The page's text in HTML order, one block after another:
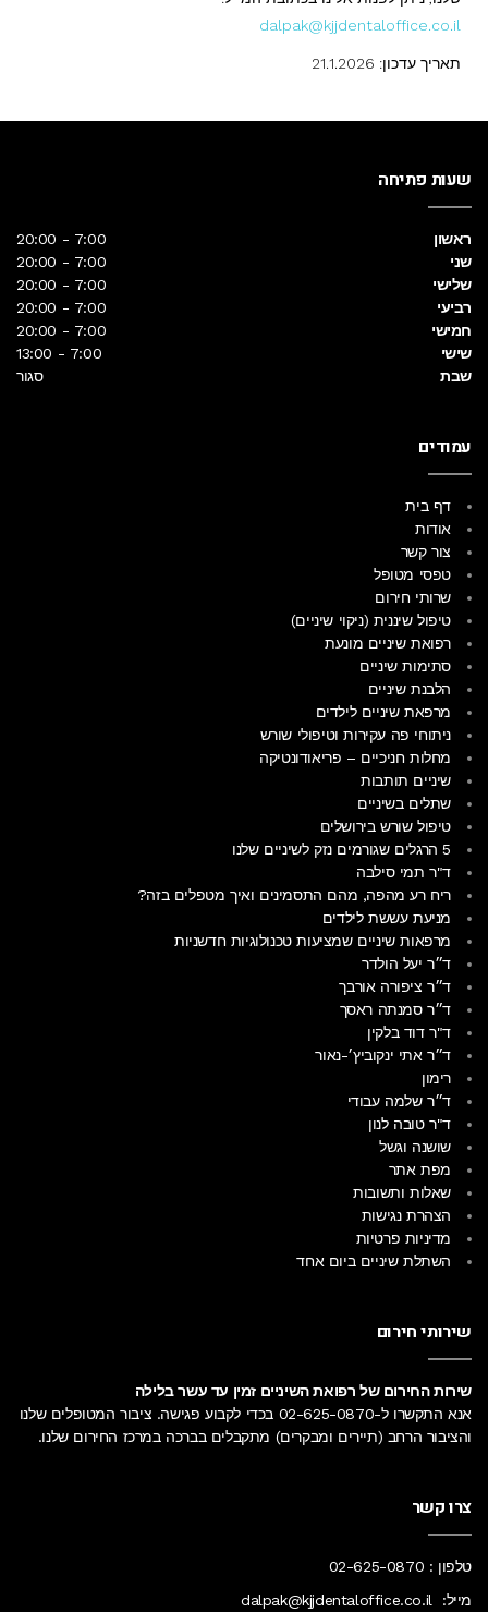
dalpak@kjjdentaloffice.co.il
תאריך עדכון: 21.1.2026
שעות פתיחה
ראשון
7:00 - 20:00
שני
7:00 - 20:00
שלישי
7:00 - 20:00
רביעי
7:00 - 20:00
חמישי
7:00 - 20:00
שישי
7:00 - 13:00
שבת
סגור
עמודים
דף בית
אודות
צור קשר
טפסי מטופל
שרותי חירום
טיפול שיננית (ניקוי שיניים)
רפואת שיניים מונעת
סתימות שיניים
הלבנת שיניים
מרפאת שיניים לילדים
ניתוחי פה עקירות וטיפולי שורש
מחלות חניכיים – פריאודונטיקה
שיניים תותבות
שתלים בשיניים
טיפול שורש בירושלים
5 הרגלים שגורמים נזק לשיניים שלנו
ד"ר תמי סילבה
ריח רע מהפה, מהם התסמינים ואיך מטפלים בזה?
מניעת עששת לילדים
מרפאות שיניים שמציעות טכנולוגיות חדשניות
ד״ר יעל הולדר
ד״ר ציפורה אורבך
ד״ר סמנתה ראסך
ד"ר דוד בלקין
ד״ר אתי ינקוביץ׳-נאור
רימון
ד״ר שלמה עבודי
ד"ר טובה לנון
שושנה וגשל
מפת אתר
שאלות ותשובות
הצהרת נגישות
מדיניות פרטיות
השתלת שיניים ביום אחד
שירותי חירום
שירות החירום של רפואת השיניים זמין עד עשר בלילה
אנא התקשרו ל-02-625-0870 בכדי לקבוע פגישה. ציבור המטופלים שלנו
והציבור הרחב (תיירים ומבקרים) מתקבלים בברכהבמרכז החירום שלנו.
צרו קשר
טלפון : 02-625-0870
מייל:
dalpak@kjjdentaloffice.co.il